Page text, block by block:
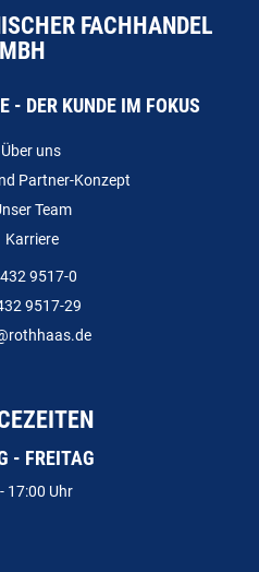
FACHHANDEL
- DER KUNDE IM FOKUS
Über uns
Partner-Konzept
Team
Karriere
9517-0
9517-29
- FREITAG
17:00 Uhr